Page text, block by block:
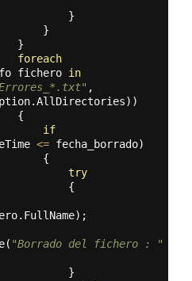
foreach
fichero in
.AllDirectories))
if
<= fecha_borrado)
try
. FullName);
( "Borrado del fichero : "